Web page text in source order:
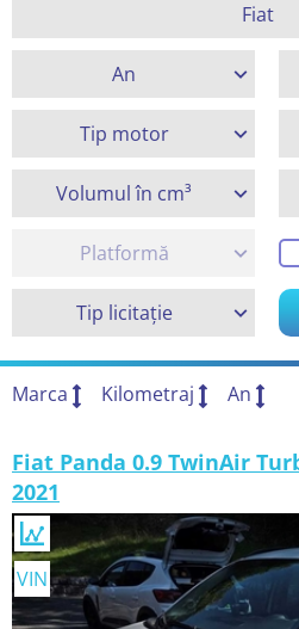
Fiat
An
Tip motor
Volumul în cm³
Platformă
Tip licitație
Marca Kilometraj An
Fiat Panda 0.9 TwinAir
2021
VIN